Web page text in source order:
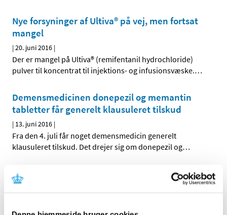
Nye forsyninger af Ultiva® på vej, men fortsat
mangel
|20. juni 2016 |
Der er mangel på Ultiva® (remifentanil hydrochloride)
pulver til koncentrat til injektions- og infusionsvæske.…
Demensmedicinen donepezil og memantin
tabletter får generelt klausuleret tilskud
| 13. juni 2016 |
Fra den 4. juli får noget demensmedicin generelt
klausuleret tilskud. Det drejer sig om donepezil og…
Tidsbegrænsning af terminaltilskud fra 1. juli
2016
Fra den 1. juli 2016 tidsbegrænses bevillinger af